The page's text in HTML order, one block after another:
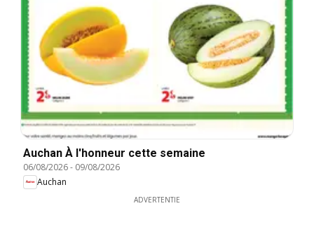
Auchan À l'honneur cette semaine
06/08/2026- 09/08/2026
Auchan
ADVERTENTIE